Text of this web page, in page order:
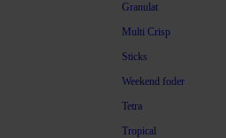
Granulat
Multi Crisp
Sticks
Weekend foder
Tetra
Tropical